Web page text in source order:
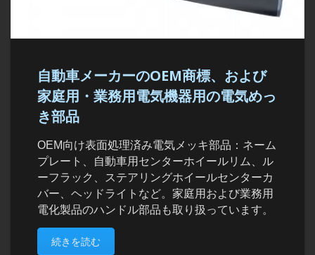
自動車メーカーのOEM商標、および
家庭用・業務用電気機器用の電気めっ
き部品
OEM向け表面処理済み電気メッキ部品：ネーム
プレート、自動車用センターホイールリム、ル
ーフラック、ステアリングホイールセンターカ
バー、ヘッドライトなど。家庭用および業務用
電化製品のハンドル部品も取り扱っています。
続きを読む